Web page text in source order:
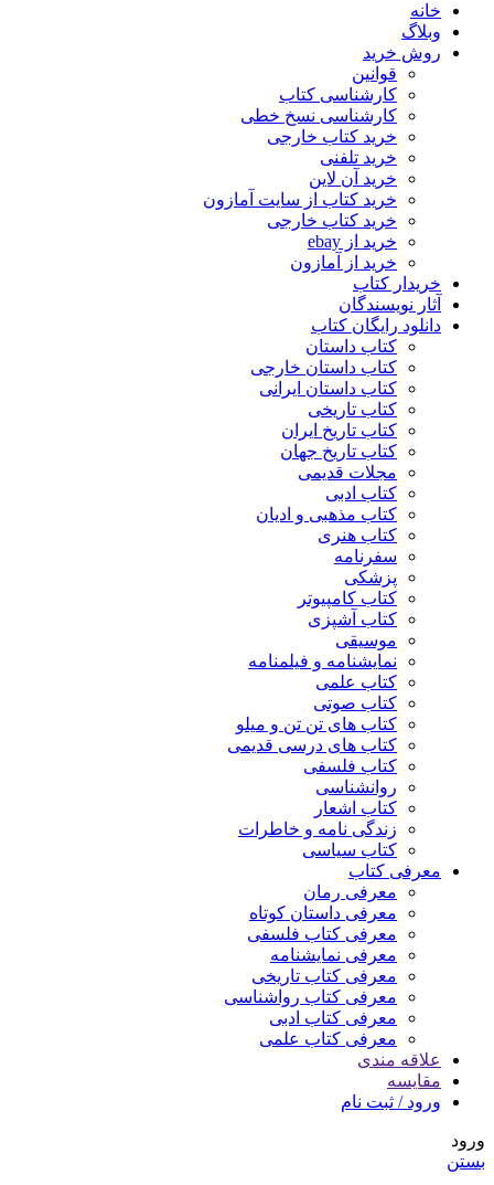
خانه
وبلاگ
روش خرید
قوانین
کارشناسی کتاب
کارشناسی نسخ خطی
خرید کتاب خارجی
خرید تلفنی
خرید آن لاین
خرید کتاب از سایت آمازون
خرید کتاب خارجی
خرید از ebay
خرید از آمازون
خریدار کتاب
آثار نویسندگان
دانلود رایگان کتاب
کتاب داستان
کتاب داستان خارجی
کتاب داستان ایرانی
کتاب تاریخی
کتاب تاریخ ایران
کتاب تاریخ جهان
مجلات قدیمی
کتاب ادبی
کتاب مذهبی و ادیان
کتاب هنری
سفرنامه
پزشکی
کتاب کامپیوتر
کتاب آشپزی
موسیقی
نمایشنامه و فیلمنامه
کتاب علمی
کتاب صوتی
کتاب های تن تن و میلو
کتاب های درسی قدیمی
کتاب فلسفی
روانشناسی
کتاب اشعار
زندگی نامه و خاطرات
کتاب سیاسی
معرفی کتاب
معرفی رمان
معرفی داستان کوتاه
معرفی کتاب فلسفی
معرفی نمایشنامه
معرفی کتاب تاریخی
معرفی کتاب رواشناسی
معرفی کتاب ادبی
معرفی کتاب علمی
علاقه مندی
مقایسه
ورود / ثبت نام
ورود
بستن